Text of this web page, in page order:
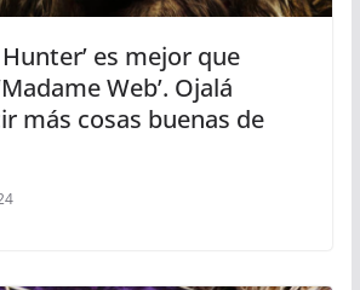
es mejor que
Web’. Ojalá
más cosas buenas de